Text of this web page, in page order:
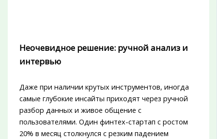
Неочевидное решение: ручной анализ и
интервью
Даже при наличии крутых инструментов, иногда
самые глубокие инсайты приходят через ручной
разбор данных и живое общение с
пользователями. Один финтех-стартап с ростом
20% в месяц столкнулся с резким падением